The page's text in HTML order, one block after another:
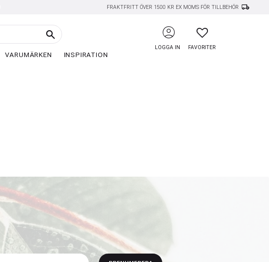
FRAKTFRITT ÖVER 1500 KR EX MOMS FÖR TILLBEHÖR local_shipping
account_circle
LOGGA IN
FAVORITER
FAVORITER
VARUMÄRKEN INSPIRATION